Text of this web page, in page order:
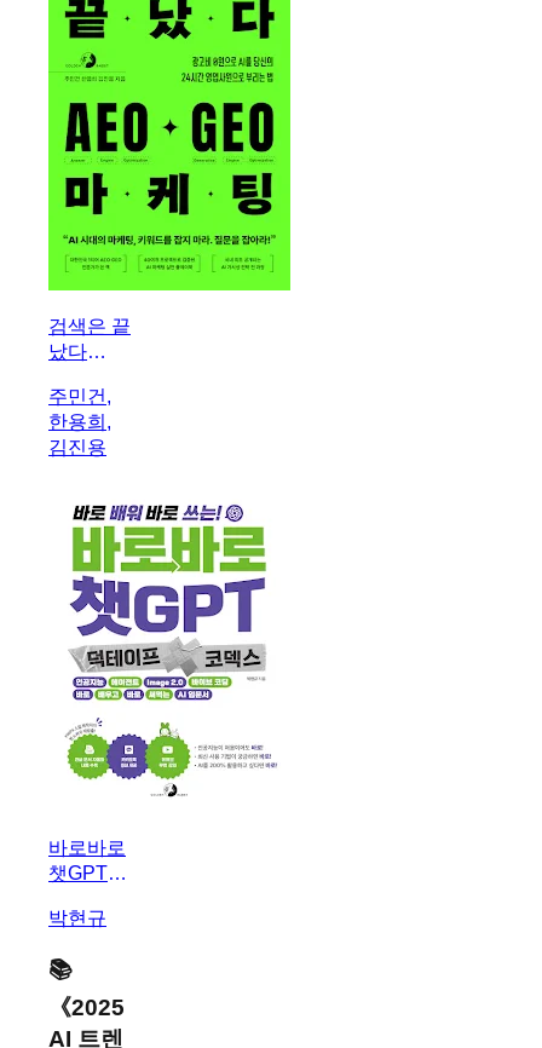
검색은 끝
났다
마케팅
주민건,
한용희,
김진용
바로바로
챗GPT X
X 코덱스
박현규
📚
《2025
AI 트렌